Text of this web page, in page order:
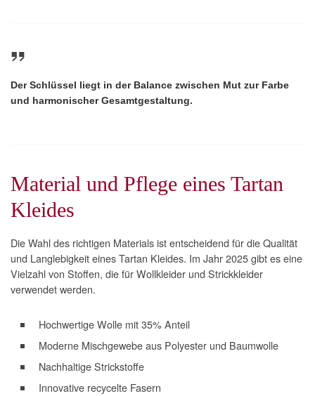
Der Schlüssel liegt in der Balance zwischen Mut zur Farbe
und harmonischer Gesamtgestaltung.
Material und Pflege eines Tartan
Kleides
Die Wahl des richtigen Materials ist entscheidend für die Qualität
und Langlebigkeit eines Tartan Kleides. Im Jahr 2025 gibt es eine
Vielzahl von Stoffen, die für Wollkleider und Strickkleider
verwendet werden.
Hochwertige Wolle mit 35% Anteil
Moderne Mischgewebe aus Polyester und Baumwolle
Nachhaltige Strickstoffe
Innovative recycelte Fasern